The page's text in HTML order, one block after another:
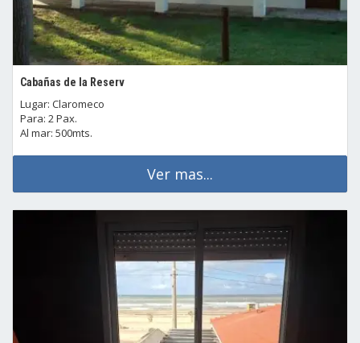
Cabañas de la Reserv
Lugar: Claromeco
Para: 2 Pax.
Al mar: 500mts.
Ver mas...